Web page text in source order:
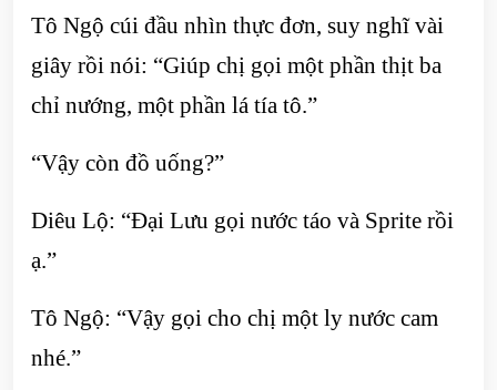
Tô Ngộ cúi đầu nhìn thực đơn, suy nghĩ vài
giây rồi nói: “Giúp chị gọi một phần thịt ba
chỉ nướng, một phần lá tía tô.”
“Vậy còn đồ uống?”
Diêu Lộ: “Đại Lưu gọi nước táo và Sprite rồi
ạ.”
Tô Ngộ: “Vậy gọi cho chị một ly nước cam
nhé.”